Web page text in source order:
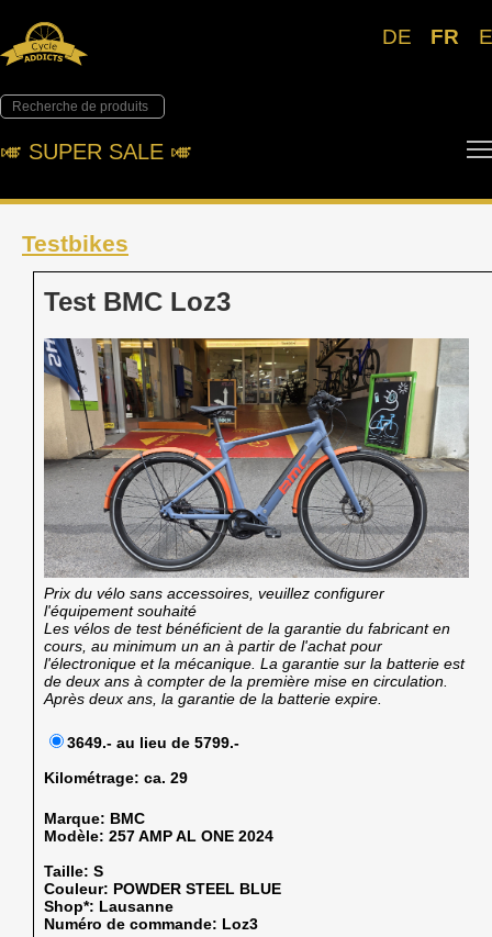
DE FR
🎺︎ SUPER SALE 🎺︎
Testbikes
Test BMC Loz3
Prix du vélo sans accessoires, veuillez configurer
l'équipement souhaité
Les vélos de test bénéficient de la garantie du fabricant en
cours, au minimum un an à partir de l'achat pour
l'électronique et la mécanique. La garantie sur la batterie est
de deux ans à compter de la première mise en circulation.
Après deux ans, la garantie de la batterie expire.
3649.- au lieu de 5799.-
Kilométrage: ca. 29
Marque: BMC
Modèle:257 AMP AL ONE 2024
Taille:S
Couleur: POWDER STEEL BLUE
Shop*: Lausanne
Numéro de commande: Loz3